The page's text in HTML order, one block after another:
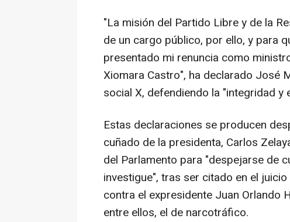
"La misión del Partido Libre y de la
de un cargo público, por ello, y para
presentado mi renuncia como
Xiomara Castro", ha declarado José
social X, defendiendo la "integridad y
Estas declaraciones se producen
cuñado de la presidenta, Carlos
del Parlamento para "despejarse de
investigue", tras ser citado en el
contra el expresidente Juan Orlando
entre ellos, el de narcotráfico.